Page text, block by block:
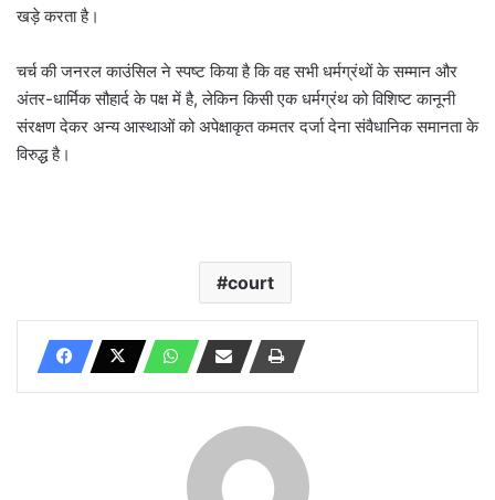
खड़े करता है।
चर्च की जनरल काउंसिल ने स्पष्ट किया है कि वह सभी धर्मग्रंथों के सम्मान और
अंतर-धार्मिक सौहार्द के पक्ष में है, लेकिन किसी एक धर्मग्रंथ को विशिष्ट कानूनी
संरक्षण देकर अन्य आस्थाओं को अपेक्षाकृत कमतर दर्जा देना संवैधानिक समानता के
विरुद्ध है।
court